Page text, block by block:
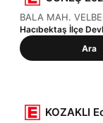
BALA MAH.
Hacıbektaş İlçe
Ara
KOZAKLI